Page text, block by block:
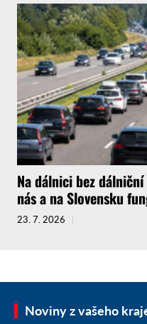
Na dálnici bez
nás a na Slovensku
23. 7. 2026
Noviny z vašeho